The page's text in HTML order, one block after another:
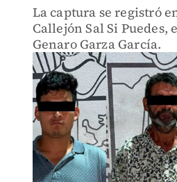
La captura se registró
Callejón Sal Si Puedes,
Genaro Garza García.